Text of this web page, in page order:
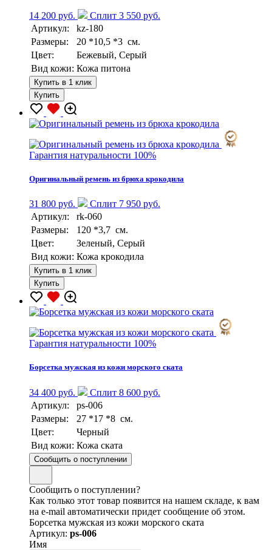
14 200 руб.
Сплит 3 550 руб.
Артикул:
kz-180
Размеры:
20 *10,5 *3 см.
Цвет:
Бежевый, Серый
Вид кожи: Кожа питона
Купить в 1 клик
Купить
Гарантия натуральности 100%
Оригинальный ремень из брюха крокодила
31 800 руб.
Сплит 7 950 руб.
Артикул:
rk-060
Размеры:
120 *3,7 см.
Цвет:
Зеленый, Серый
Вид кожи: Кожа крокодила
Купить в 1 клик
Купить
Гарантия натуральности 100%
Борсетка мужская из кожи морского ската
34 400 руб.
Сплит 8 600 руб.
Артикул:
ps-006
Размеры:
27 *17 *8 см.
Цвет:
Черный
Вид кожи: Кожа ската
Сообщить о поступлении
Сообщить о поступлении?
Как только этот товар появится на нашем складе, к вам
на e-mail автоматически придет сообщение об этом.
Борсетка мужская из кожи морского ската
Артикул: ps-006
Имя